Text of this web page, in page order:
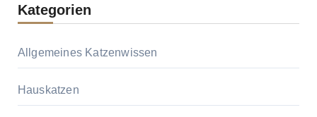
Kategorien
Allgemeines Katzenwissen
Hauskatzen